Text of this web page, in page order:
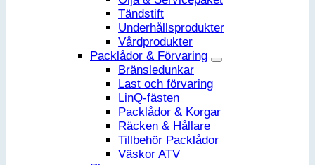
Tändstift
Underhållsprodukter
Vårdprodukter
Packlådor & Förvaring
Bränsledunkar
Last och förvaring
LinQ-fästen
Packlådor & Korgar
Räcken & Hållare
Tillbehör Packlådor
Väskor ATV